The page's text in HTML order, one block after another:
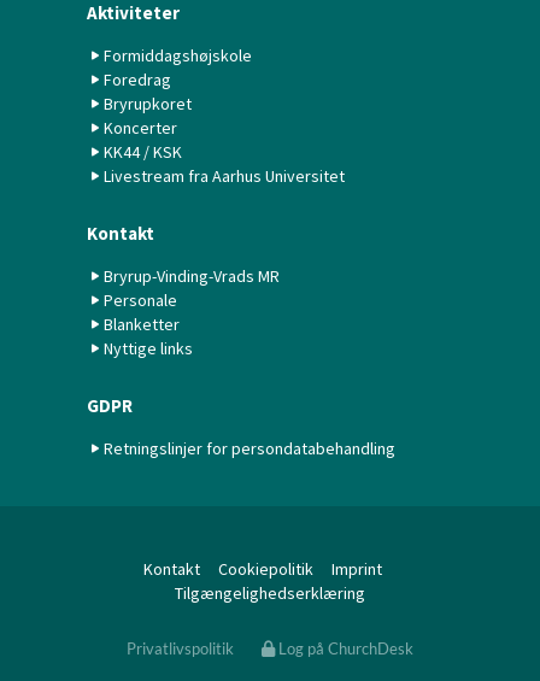
Aktiviteter
Formiddagshøjskole
Foredrag
Bryrupkoret
Koncerter
KK44 / KSK
Livestream fra Aarhus Universitet
Kontakt
Bryrup-Vinding-Vrads MR
Personale
Blanketter
Nyttige links
GDPR
Retningslinjer for persondatabehandling
Kontakt Cookiepolitik
Imprint
Tilgængelighedserklæring
Privatlivspolitik Log på ChurchDesk